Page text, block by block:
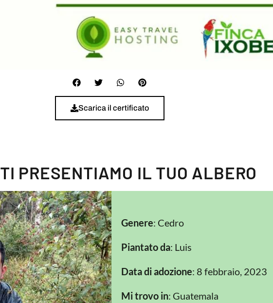
Scarica il certificato
TI PRESENTIAMO IL TUO ALBERO
Genere: Cedro
Piantato da: Luis
Data di adozione: 8 febbraio, 2023
Mi trovo in: Guatemala